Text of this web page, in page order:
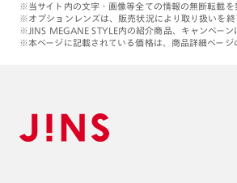
※当サイト内の文字・画像等全ての情報の無断転載を
※オプションレンズは、販売状況により取り扱いを終
※JINS MEGANE STYLE内の紹介商品、キャンペーン
※本ページに記載されている価格は、商品詳細ページ